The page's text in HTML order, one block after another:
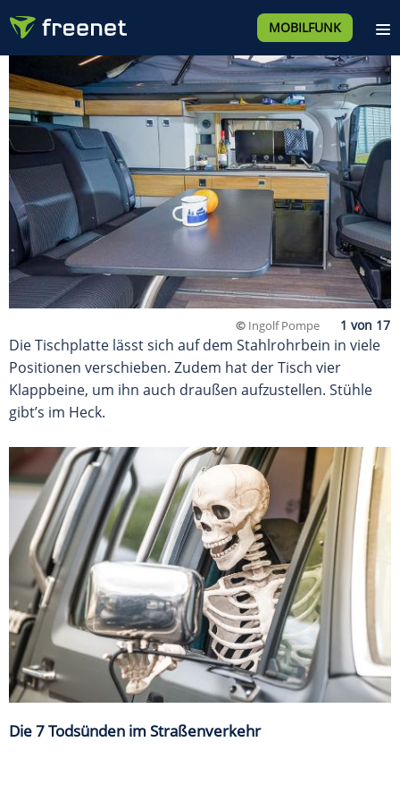
MOBILFUNK
© Ingolf Pompe
Die Tischplatte lässt sich auf dem Stahlrohrbein in viele
Positionen verschieben. Zudem hat der Tisch vier
Klappbeine, um ihn auch draußen aufzustellen. Stühle
gibt’s im Heck.
Die 7 Todsünden im Straßenverkehr